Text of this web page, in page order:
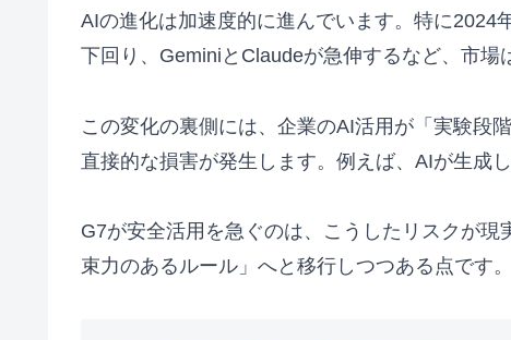
AIの進化は加速度的に進んでいます。特に2024
下回り、GeminiとClaudeが急伸するなど、市場
この変化の裏側には、企業のAI活用が「実験段
直接的な損害が発生します。例えば、AIが生成
G7が安全活用を急ぐのは、こうしたリスクが
束力のあるルール」へと移行しつつある点です。